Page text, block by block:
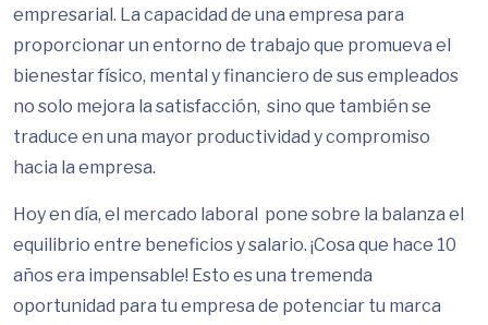
empresarial. La capacidad de una empresa para
proporcionar un entorno de trabajo que promueva el
bienestar físico, mental y financiero de sus empleados
no solo mejora la satisfacción, sino que también se
traduce en una mayor productividad y compromiso
hacia la empresa.
Hoy en día, el mercado laboral pone sobre la balanza el
equilibrio entre beneficios y salario. ¡Cosa que hace 10
años era impensable! Esto es una tremenda
oportunidad para tu empresa de potenciar tu marca